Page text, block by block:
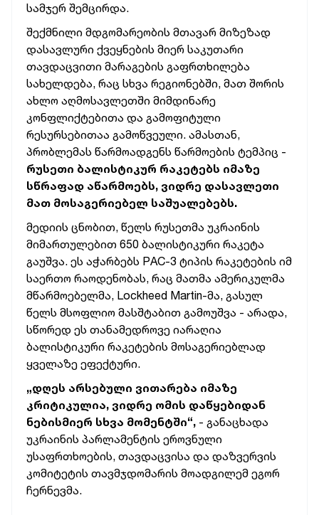
სამჯერ შემცირდა.
შექმნილი მდგომარეობის მთავარ მიზეზად
დასავლური ქვეყნების მიერ საკუთარი
თავდაცვითი მარაგების გაფრთხილება
სახელდება, რაც სხვა რეგიონებში, მათ შორის
ახლო აღმოსავლეთში მიმდინარე
კონფლიქტებითა და გამოფიტული
რესურსებითაა გამოწვეული. ამასთან,
პრობლემას წარმოადგენს წარმოების ტემპიც -
რუსეთი ბალისტიკურ რაკეტებს იმაზე
სწრაფად აწარმოებს, ვიდრე დასავლეთი
მათ მოსაგერიებელ საშუალებებს.
მედიის ცნობით, წელს რუსეთმა უკრაინის
მიმართულებით 650 ბალისტიკური რაკეტა
გაუშვა. ეს აჭარბებს PAC-3 ტიპის რაკეტების იმ
საერთო რაოდენობას, რაც მათმა ამერიკულმა
მწარმოებელმა, Lockheed Martin-მა, გასულ
წელს მსოფლიო მასშტაბით გამოუშვა - არადა,
სწორედ ეს თანამედროვე იარაღია
ბალისტიკური რაკეტების მოსაგერიებლად
ყველაზე ეფექტური.
„დღეს არსებული ვითარება იმაზე
კრიტიკულია, ვიდრე ომის დაწყებიდან
ნებისმიერ სხვა მომენტში“, - განაცხადა
უკრაინის პარლამენტის ეროვნული
უსაფრთხოების, თავდაცვისა და დაზვერვის
კომიტეტის თავმჯდომარის მოადგილემ ეგორ
ჩერნევმა.